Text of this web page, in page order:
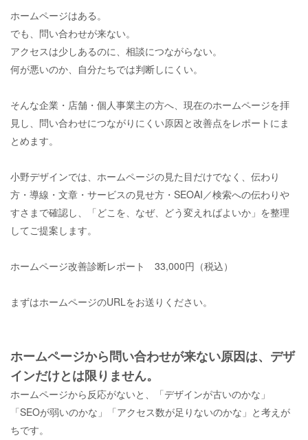
ホームページはある。
でも、問い合わせが来ない。
アクセスは少しあるのに、相談につながらない。
何が悪いのか、自分たちでは判断しにくい。
そんな企業・店舗・個人事業主の方へ、現在のホームページを拝
見し、問い合わせにつながりにくい原因と改善点をレポートにま
とめます。
小野デザインでは、ホームページの見た目だけでなく、伝わり
方・導線・文章・サービスの見せ方・ SEOAI／検索への伝わりや
すさまで確認し、「どこを、なぜ、どう変えればよいか」を整理
してご提案します。
ホームページ改善診断レポート 33,000円（税込）
まずはホームページのURLをお送りください。
ホームページから問い合わせが来ない原因は、デザ
インだけとは限りません。
ホームページから反応がないと、「デザインが古いのかな」
「SEOが弱いのかな」「アクセス数が足りないのかな」と考えが
ちです。